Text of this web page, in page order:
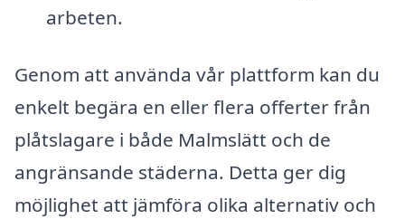
arbeten.
Genom att använda vår plattform kan du
enkelt begära en eller flera offerter från
plåtslagare i både Malmslätt och de
angränsande städerna. Detta ger dig
möjlighet att jämföra olika alternativ och